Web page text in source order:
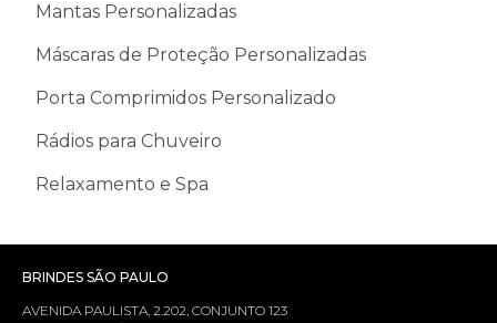
Mantas Personalizadas
Máscaras de Proteção Personalizadas
Porta Comprimidos Personalizado
Rádios para Chuveiro
Relaxamento e Spa
BRINDES SÃO PAULO
AVENIDA PAULISTA, 2.202, CONJUNTO 123